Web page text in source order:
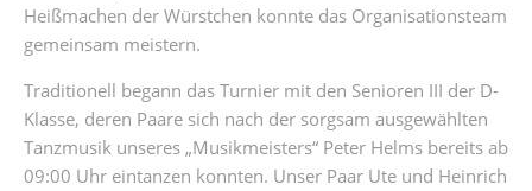
Heißmachen der Würstchen konnte das Organisationsteam
gemeinsam meistern.
Traditionell begann das Turnier mit den Senioren III der D-
Klasse, deren Paare sich nach der sorgsam ausgewählten
Tanzmusik unseres „Musikmeisters“ Peter Helms bereits ab
09:00 Uhr eintanzen konnten. Unser Paar Ute und Heinrich